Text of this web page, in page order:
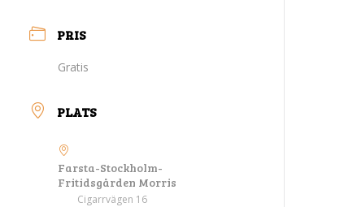
PRIS
Gratis
PLATS
Farsta-Stockholm-
Fritidsgården Morris
Cigarrvägen 16